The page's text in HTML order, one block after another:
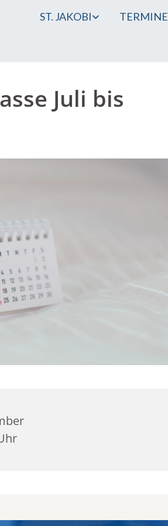
ST. JAKOBI TERMINE
Juli bis